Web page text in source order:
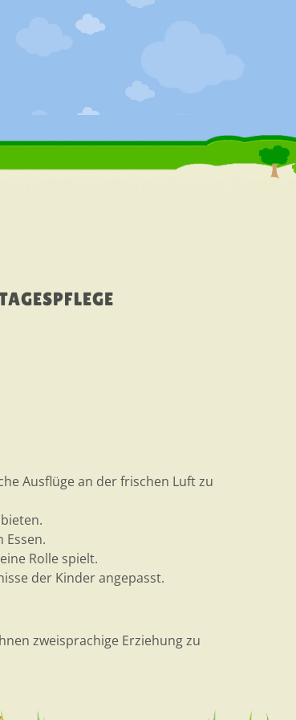
Ausflüge an der frischen Luft zu
Rolle spielt.
der Kinder angepasst.
zweisprachige Erziehung zu